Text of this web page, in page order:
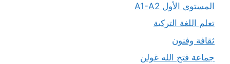
المستوى الأول A1-A2
تعلم اللغة التركية
ثقافة وفنون
جماعة فتح الله غولن